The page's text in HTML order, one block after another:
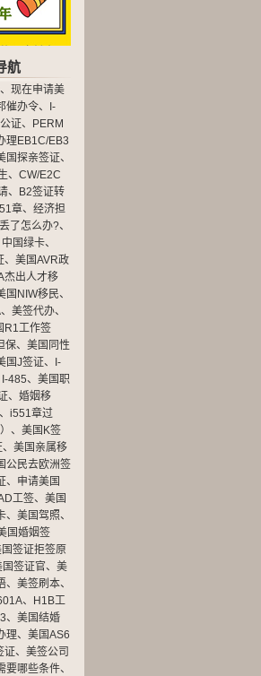
航
、 现在申请美
催办令、
I-
证、
PERM
理EB1C/EB3
国探亲签证、
、 CW/E2C
、
B2签证转
章、 经济担
了怎么办?、
中国绿卡、
、 美国AVR政
杰出人才移
国NIW移民、
、 美签代办、
R1工作签
保、 美国同性
国J签证、
I-
I-485、 美国职
、 婚姻移
、 i551章过
、 美国K签
、 美国亲属移
公民去欧洲签
、 申请美国
工签、 美国
、 美国驾照、
国婚姻签
签证拒签原
国签证官、 美
、 美签刷本、
、
H1B工
、 美国结婚
理、 美国AS6
证、 美签公司
要哪些条件、